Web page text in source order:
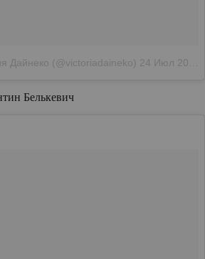
Дайнеко (@victoriadaineko) 24 Июл 2018 в 12:38 PDT
Белькевич